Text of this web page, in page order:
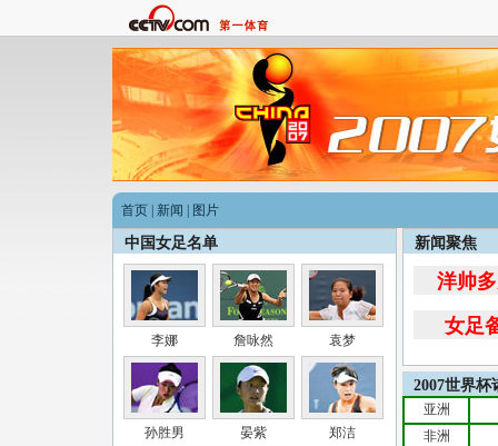
首页 新闻 图片
中国女足名单
李娜 詹咏然 袁梦
孙胜男 晏紫 郑洁
新闻聚焦
洋帅
女足
2007世界杯
亚洲
非洲